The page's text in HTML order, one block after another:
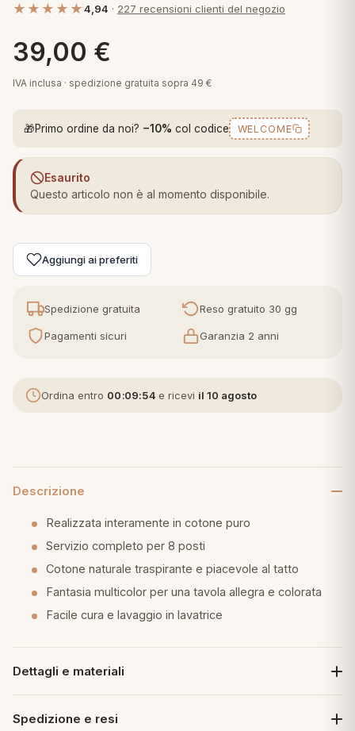
letto
e Pigiami
arredo
per cuscini
Step
in fibra
in piuma d'oca
in piuma
Tappeti Cartoons
Trapuntini Cartoons
★★★★★4,94 · 227 recensioni clienti del negozio
39,00 €
IVA inclusa · spedizione gratuita sopra 49 €
🎁Primo ordine da noi? −10% col codice WELCOME
Esaurito
Questo articolo non è al momento disponibile.
Aggiungi ai preferiti
Spedizione gratuita Reso gratuito 30 gg
Pagamenti sicuri Garanzia 2 anni
Ordina entro 00:09:54 e ricevi il 10 agosto
Descrizione
Realizzata interamente in cotone puro
Servizio completo per 8 posti
Cotone naturale traspirante e piacevole al tatto
Fantasia multicolor per una tavola allegra e colorata
Facile cura e lavaggio in lavatrice
Dettagli e materiali
Spedizione e resi